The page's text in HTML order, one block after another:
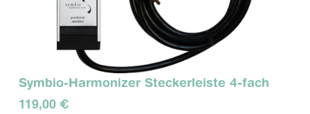
Symbio-Harmonizer Steckerleiste 4-fach
119,00 €